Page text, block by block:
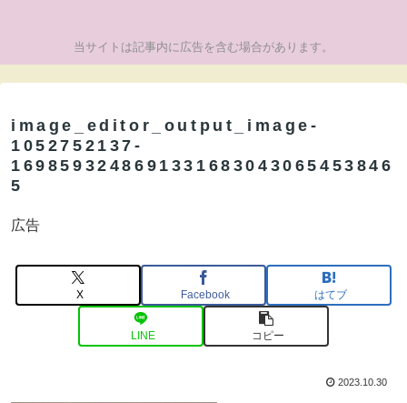
当サイトは記事内に広告を含む場合があります。
image_editor_output_image-
1052752137-
1698593248691331683043065453846
5
広告
X Facebook はてブ
LINE コピー
2023.10.30